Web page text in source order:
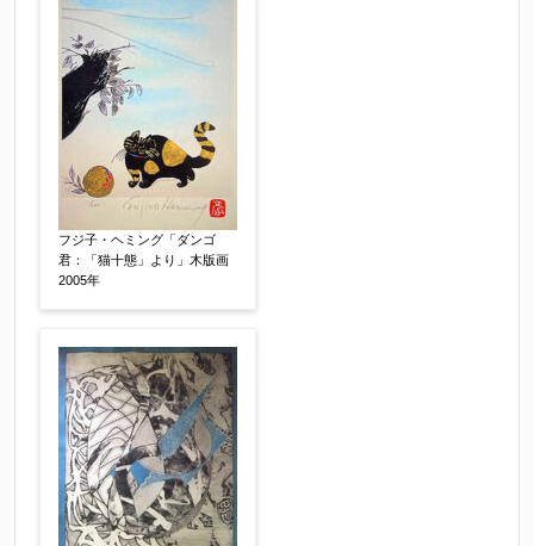
査定額：
※他社様からご提示された査定額がございました
らお知らせください。その価格が適切かお返事申
し上げます。
作品コンディション
その他 【任意】
フジ子・ヘミング「ダンゴ
君：「猫十態」より」木版画
2005年